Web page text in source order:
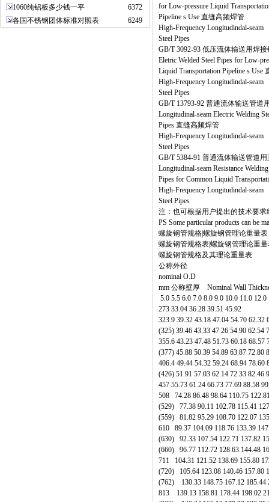
1060纯铝板多少钱一平
6372
各国不锈钢团体标准对照表
6249
for Low-pressure Liquid
Pipeline s Use 直缝高频焊管
High-Frequency Longitudindal-seam
Steel Pipes
GB/T 3092-93 低压流体输送用焊接
Eletric Welded Steel Pipes for Low-
Liquid Transportation Pipeline s Use
High-Frequency Longitudindal-seam
Steel Pipes
GB/T 13793-92 普通流体输送管道
Longitudinal-seam Electric Welding
Pipes 直缝高频焊管
High-Frequency Longitudindal-seam
Steel Pipes
GB/T 5384-91 普通流体输送管道
Longitudinal-seam Resistance
Pipes for Common Liquid
High-Frequency Longitudindal-seam
Steel Pipes
注：也可根据用户提出的技术要求
PS Some particular products can be
螺旋钢管规格|螺旋钢管理论重量表
螺旋钢管规格表|螺旋钢管理论重
螺旋钢管规格及其理论重量表
公称外径
nominal O.D
mm 公称壁厚 Nominal Wall
5.0 5.5 6.0 7.0 8.0 9.0 10.0 11.0
273 33.04 36.28 39.51 45.92
323.9 39.32 43.18 47.04 54.70
(325) 39.46 43.33 47.26 54.90
355.6 43.23 47.48 51.73 60.18
(377) 45.88 50.39 54.89 63.87
406.4 49.44 54.32 59.24 68.94
(426) 51.91 57.03 62.14 72.33
457 55.73 61.24 66.73 77.69 88.58
508 74.28 86.48 98.64 110.75
(529) 77.38 90.11 102.78 115.41
(559) 81.82 95.29 108.70 122.07
610 89.37 104.09 118.76 133.39
(630) 92.33 107.54 122.71 137.82
(660) 96.77 112.72 128.63 144.48
711 104.31 121.52 138.69 155.80
(720) 105.64 123.08 140.46
(762) 130.33 148.75 167.12
813 139.13 158.81 178.44 198.02